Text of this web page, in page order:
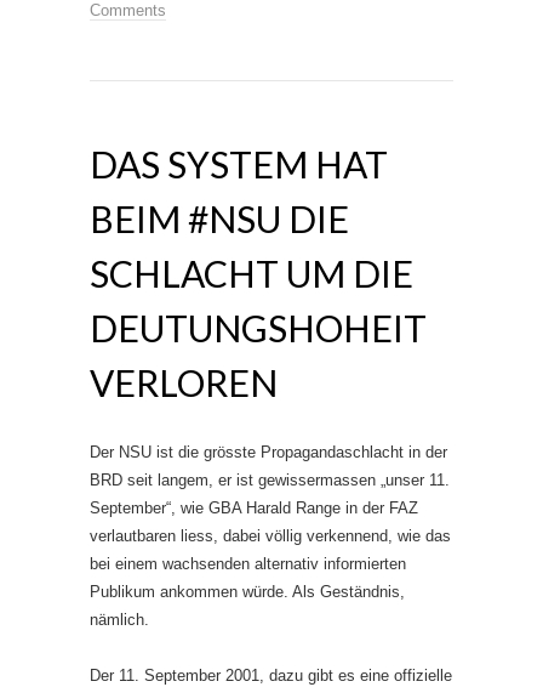
Comments
DAS SYSTEM HAT
BEIM #NSU DIE
SCHLACHT UM DIE
DEUTUNGSHOHEIT
VERLOREN
Der NSU ist die grösste Propagandaschlacht in der
BRD seit langem, er ist gewissermassen „unser 11.
September“, wie GBA Harald Range in der FAZ
verlautbaren liess, dabei völlig verkennend, wie das
bei einem wachsenden alternativ informierten
Publikum ankommen würde. Als Geständnis,
nämlich.
Der 11. September 2001, dazu gibt es eine offizielle